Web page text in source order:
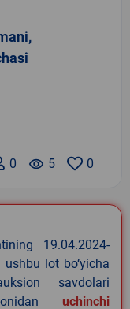
0
remove_red_eye 5
0
19.04.2024-
lot bo‘yicha
savdolari
uchinchi